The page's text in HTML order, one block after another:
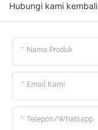
Hubungi kami kembali
Nama Produk
Email Kami
Telepon/whatsapp